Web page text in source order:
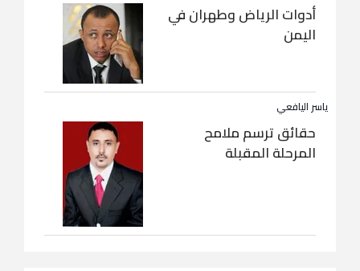
أدوات الرياض وطهران في
اليمن
ياسر اليافعي
حقائق ترسم ملامح
المرحلة المقبلة